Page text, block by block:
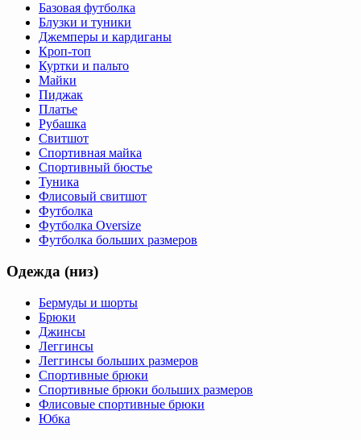
Базовая футболка
Блузки и туники
Джемперы и кардиганы
Кроп-топ
Куртки и пальто
Майки
Пиджак
Платье
Рубашка
Свитшот
Спортивная майка
Спортивный бюстье
Туника
Флисовый свитшот
Футболка
Футболка Oversize
Футболка больших размеров
Одежда (низ)
Бермуды и шорты
Брюки
Джинсы
Леггинсы
Леггинсы больших размеров
Спортивные брюки
Спортивные брюки больших размеров
Флисовые спортивные брюки
Юбка